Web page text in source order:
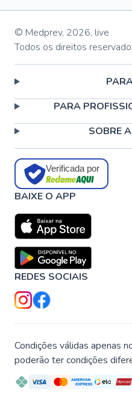
© Medprev, 2026, live
Todos os direitos
PARA
SOBRE
Verificada por
BAIXE O APP
REDES SOCIAIS
Condições válidas apenas
poderão ter condições